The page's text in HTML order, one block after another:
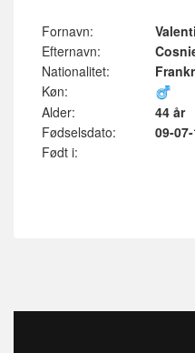
Fornavn:
Efternavn:
Nationalitet:
Køn:
Alder:
44 år
Fødselsdato:
09-
Født i: